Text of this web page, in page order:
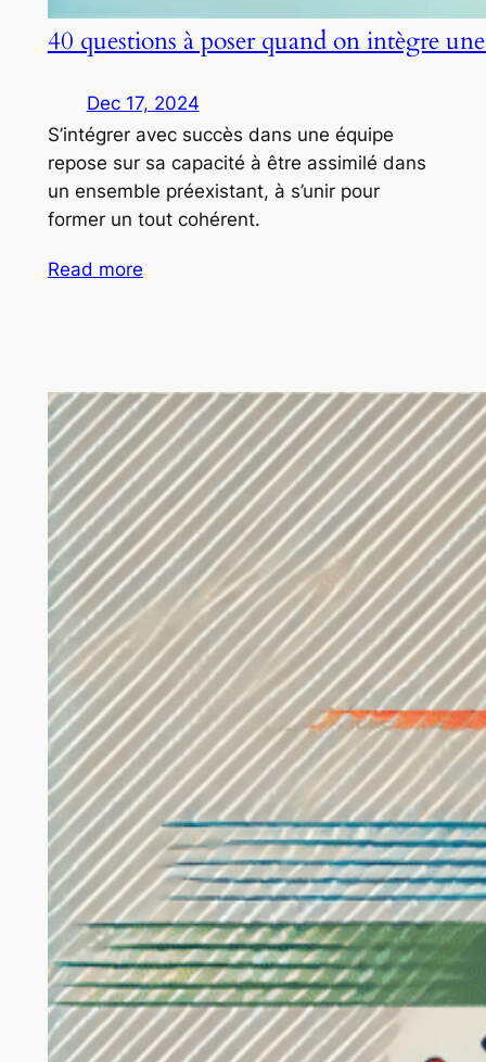
40 questions à poser quand on intègre
Dec 17, 2024
S’intégrer avec succès dans une équipe
repose sur sa capacité à être assimilé dans
un ensemble préexistant, à s’unir pour
former un tout cohérent.
Read more